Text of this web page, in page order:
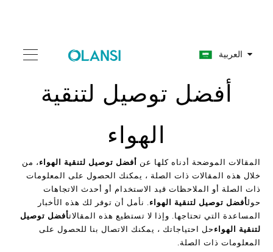
العربية
أفضل توصيل لتنقية
الهواء
المقالات الموضحة أدناه كلها عن أفضل توصيل لتنقية الهواء ، من
خلال هذه المقالات ذات الصلة ، يمكنك الحصول على المعلومات
ذات الصلة أو الملاحظات قيد الاستخدام أو أحدث الاتجاهات
حولأفضل توصيل لتنقية الهواء. نأمل أن توفر لك هذه الأخبار
المساعدة التي تحتاجها. وإذا لا تستطيع هذه المقالاتأفضل توصيل
لتنقية الهواء حل احتياجاتك ، يمكنك الاتصال بنا للحصول على
المعلومات ذات الصلة.